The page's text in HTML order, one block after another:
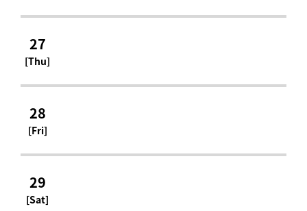
27
[Thu]
28
[Fri]
29
[Sat]